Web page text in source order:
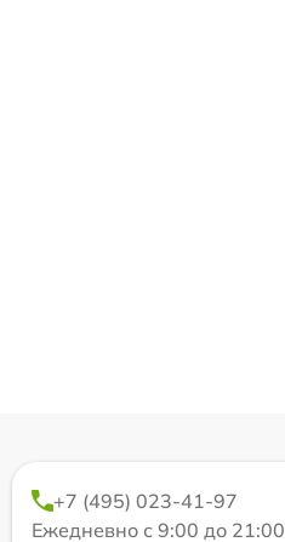
+7 (495) 023-41-97
Ежедневно с 9:00 до 21:00